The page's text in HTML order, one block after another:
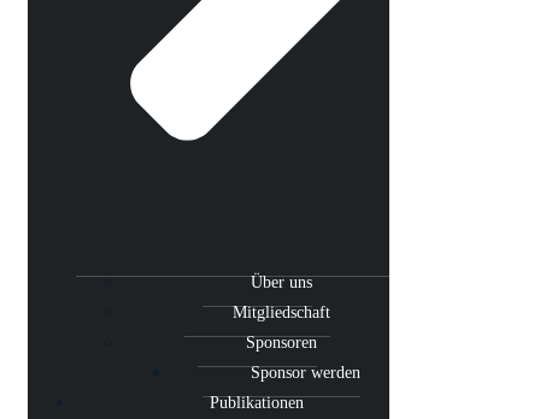
Über uns
Mitgliedschaft
Sponsoren
Sponsor werden
Publikationen